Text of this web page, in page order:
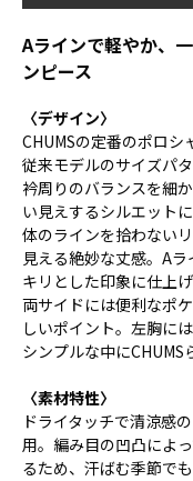
Aラインで軽やか、
ンピース
〈デザイン〉
CHUMSの定番のポロシ
従来モデルのサイズパ
衿周りのバランスを細
い見えするシルエット
体のラインを拾わない
見える絶妙な丈感。A
キリとした印象に仕上げ
両サイドには便利なポ
しいポイント。左胸に
シンプルな中にCHUMS
〈素材特性〉
ドライタッチで清涼感
用。編み目の凹凸によ
るため、汗ばむ季節で